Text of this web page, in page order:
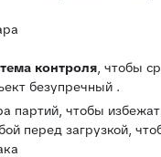
контроля , чтобы
безупречный .
партий, чтобы
перед загрузкой,